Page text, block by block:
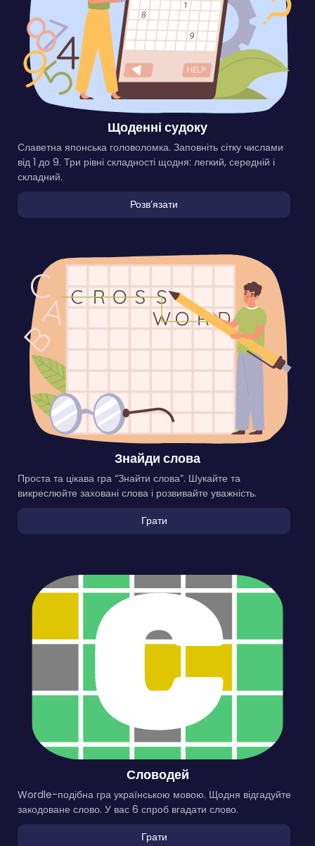
Щоденні судоку
Славетна японська головоломка. Заповніть сітку числами
від 1 до 9. Три рівні складності щодня: легкий, середній і
складний.
Розвʼязати
Знайди слова
Проста та цікава гра “Знайти слова”. Шукайте та
викреслюйте заховані слова і розвивайте уважність.
Грати
Словодей
Wordle-подібна гра українською мовою. Щодня відгадуйте
закодоване слово. У вас 6 спроб вгадати слово.
Грати